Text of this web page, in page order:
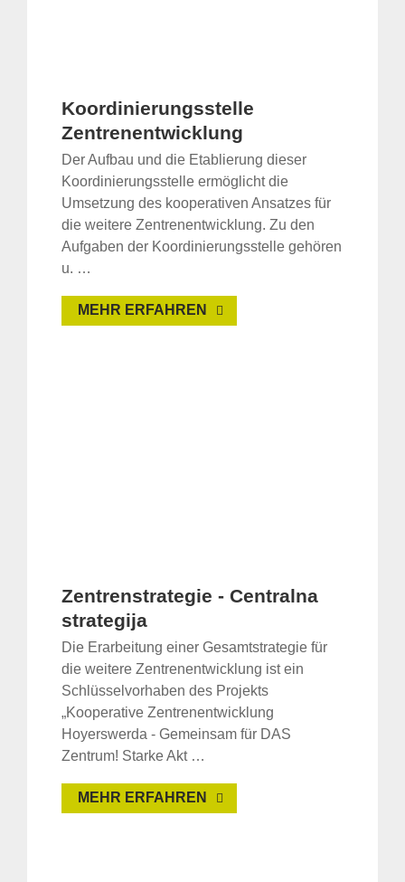
Koordinierungsstelle
Zentrenentwicklung
Der Aufbau und die Etablierung dieser
Koordinierungsstelle ermöglicht die
Umsetzung des kooperativen Ansatzes für
die weitere Zentrenentwicklung. Zu den
Aufgaben der Koordinierungsstelle gehören
u. …
MEHR ERFAHREN
Zentrenstrategie - Centralna
strategija
Die Erarbeitung einer Gesamtstrategie für
die weitere Zentrenentwicklung ist ein
Schlüsselvorhaben des Projekts
„Kooperative Zentrenentwicklung
Hoyerswerda - Gemeinsam für DAS
Zentrum! Starke Akt …
MEHR ERFAHREN